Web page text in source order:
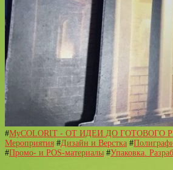
#MyCOLORIT - ОТ ИДЕИ ДО ГОТОВОГО
Мероприятия #Дизайн и Верстка #
#Промо- и POS-материалы #Упаковка.